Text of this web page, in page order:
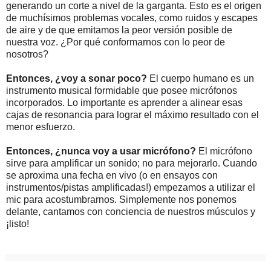
generando un corte a nivel de la garganta. Esto es el origen
de muchísimos problemas vocales, como ruidos y escapes
de aire y de que emitamos la peor versión posible de
nuestra voz. ¿Por qué conformarnos con lo peor de
nosotros?
Entonces, ¿voy a sonar poco? El cuerpo humano es un
instrumento musical formidable que posee micrófonos
incorporados. Lo importante es aprender a alinear esas
cajas de resonancia para lograr el máximo resultado con el
menor esfuerzo.
Entonces, ¿nunca voy a usar micrófono? El micrófono
sirve para amplificar un sonido; no para mejorarlo. Cuando
se aproxima una fecha en vivo (o en ensayos con
instrumentos/pistas amplificadas!) empezamos a utilizar el
mic para acostumbrarnos. Simplemente nos ponemos
delante, cantamos con conciencia de nuestros músculos y
¡listo!